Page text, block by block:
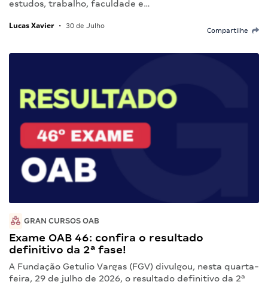
estudos, trabalho, faculdade e…
Lucas Xavier • 30 de Julho
Compartilhe
GRAN CURSOS OAB
Exame OAB 46: confira o resultado
definitivo da 2ª fase!
A Fundação Getulio Vargas (FGV) divulgou, nesta quarta-
feira, 29 de julho de 2026, o resultado definitivo da 2ª